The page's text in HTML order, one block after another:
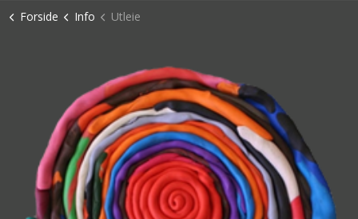
Forside Info Utleie